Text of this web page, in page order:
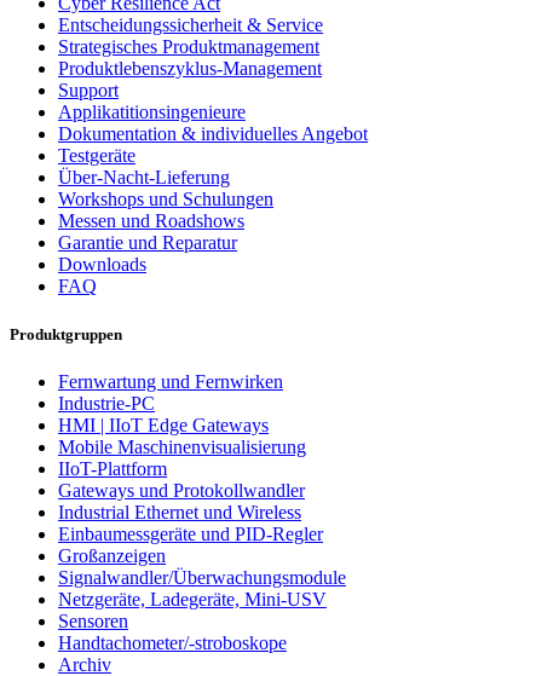
Entscheidungssicherheit & Service
Strategisches Produktmanagement
Produktlebenszyklus-Management
Support
Applikatitionsingenieure
Dokumentation & individuelles Angebot
Testgeräte
Über-Nacht-Lieferung
Workshops und Schulungen
Messen und Roadshows
Garantie und Reparatur
Downloads
FAQ
Produktgruppen
Fernwartung und Fernwirken
Industrie-PC
HMI | IIoT Edge Gateways
Mobile Maschinenvisualisierung
IIoT-Plattform
Gateways und Protokollwandler
Industrial Ethernet und Wireless
Einbaumessgeräte und PID-Regler
Großanzeigen
Signalwandler/Überwachungsmodule
Netzgeräte, Ladegeräte, Mini-USV
Sensoren
Handtachometer/-stroboskope
Archiv